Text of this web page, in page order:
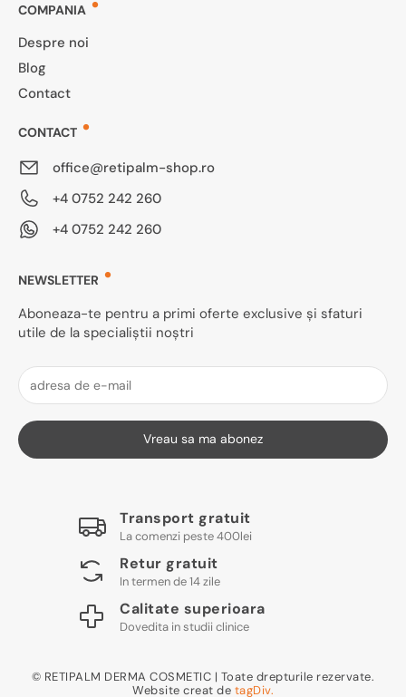
COMPANIA
Despre noi
Blog
Contact
CONTACT
office@retipalm-shop.ro
+4 0752 242 260
+4 0752 242 260
NEWSLETTER
Aboneaza-te pentru a primi oferte exclusive și sfaturi
utile de la specialiștii noștri
Vreau sa ma abonez
Transport gratuit
La comenzi peste 400lei
Retur gratuit
In termen de 14 zile
Calitate superioara
Dovedita in studii clinice
© RETIPALM DERMA COSMETIC | Toate drepturile rezervate.
Website creat de tagDiv.